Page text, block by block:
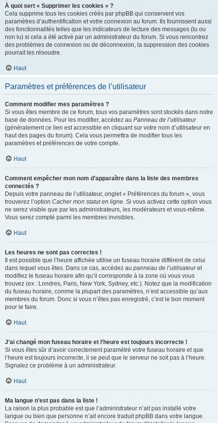
À quoi sert « Supprimer les cookies » ?
Cela supprime tous les cookies créés par phpBB qui conservent vos
paramètres d’authentification et votre connexion au forum. Ils fournissent aussi
des fonctionnalités telles que les indicateurs de lecture des messages (lu ou
non lu) si cela a été activé par un administrateur du forum. Si vous rencontrez
des problèmes de connexion ou de déconnexion, la suppression des cookies
pourrait les résoudre.
Haut
Paramètres et préférences de l’utilisateur
Comment modifier mes paramètres ?
Si vous êtes membre de ce forum, tous vos paramètres sont stockés dans notre
base de données. Pour les modifier, accédez au Panneau de l’utilisateur
(généralement ce lien est accessible en cliquant sur votre nom d’utilisateur en
haut des pages du forum). Cela vous permettra de modifier tous les
paramètres et préférences de votre compte.
Haut
Comment empêcher mon nom d’apparaître dans la liste des membres
connectés ?
Depuis votre panneau de l’utilisateur, onglet « Préférences du forum », vous
trouverez l’option Cacher mon statut en ligne. Si vous activez cette option vous
ne serez visible que par les administrateurs, les modérateurs et vous-même.
Vous serez compté parmi les membres invisibles.
Haut
Les heures ne sont pas correctes !
Il est possible que l’heure affichée utilise un fuseau horaire différent de celui
dans lequel vous êtes. Dans ce cas, accédez au panneau de l’utilisateuret
modifiez le fuseau horaire afin qu’il corresponde à la zone où vous vous
trouvez (ex : Londres, Paris, New York, Sydney, etc.). Notez que la modification
du fuseau horaire, comme la plupart des paramètres, n’est accessible qu’aux
membres du forum. Donc si vous n’êtes pas enregistré, c’est le bon moment
pour le faire.
Haut
J’ai changé mon fuseau horaire et l’heure est toujours incorrecte !
Si vous êtes sûr d’avoir correctement paramétré votre fuseau horaire et que
l’heure est toujours incorrecte, il se peut que le serveur ne soit pas à l’heure.
Signalez ce problème à un administrateur.
Haut
Ma langue n’est pas dans la liste !
La raison la plus probable est que l’administrateur n’ait pas installé votre
langue ou bien que personne n’ait encore traduit phpBB dans votre langue.